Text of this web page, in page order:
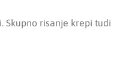
Skupno risanje krepi tudi